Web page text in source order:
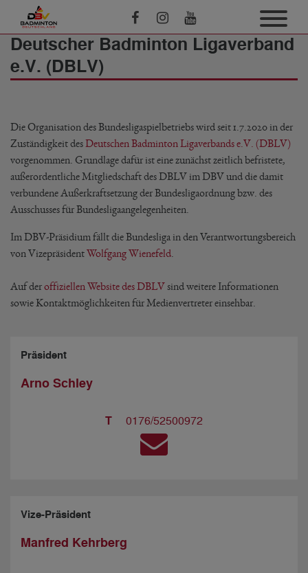
Deutscher Badminton Ligaverband
e.V. (DBLV)
Die Organisation des Bundesligaspielbetriebs wird seit 1.7.2020 in der
Zuständigkeit desDeutschen Badminton Ligaverbands e.V. (DBLV)
vorgenommen. Grundlage dafür ist eine zunächst zeitlich befristete,
außerordentliche Mitgliedschaft des DBLV im DBV und die damit
verbundene Außerkraftsetzung der Bundesligaordnung bzw. des
Ausschusses für Bundesligaangelegenheiten.
Im DBV-Präsidium fällt die Bundesliga in den Verantwortungsbereich
von VizepräsidentWolfgang Wienefeld
Auf deroffiziellen Website des DBLVsind weitere Informationen
sowie Kontaktmöglichkeiten für Medienvertreter einsehbar.
Präsident
Arno Schley
T 0176/52500972
Vize-Präsident
Manfred Kehrberg